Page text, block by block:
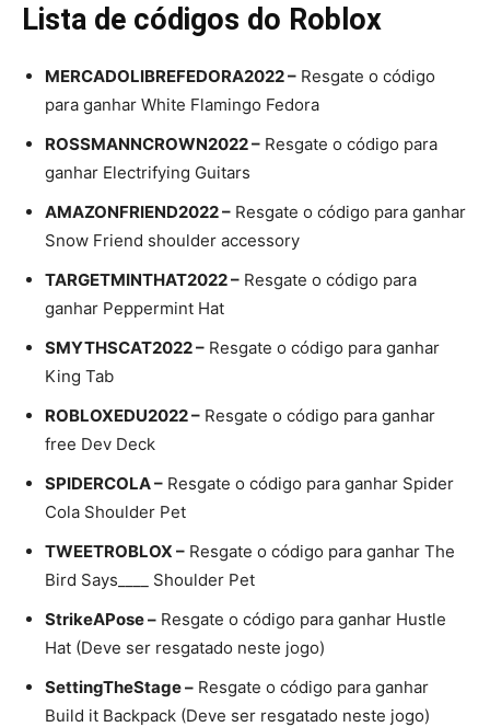
Lista de códigos do Roblox
MERCADOLIBREFEDORA2022 – Resgate o código
para ganhar White Flamingo Fedora
ROSSMANNCROWN2022 – Resgate o código para
ganhar Electrifying Guitars
AMAZONFRIEND2022 – Resgate o código para ganhar
Snow Friend shoulder accessory
TARGETMINTHAT2022 – Resgate o código para
ganhar Peppermint Hat
SMYTHSCAT2022 – Resgate o código para ganhar
King Tab
ROBLOXEDU2022 – Resgate o código para ganhar
free Dev Deck
SPIDERCOLA – Resgate o código para ganhar Spider
Cola Shoulder Pet
TWEETROBLOX – Resgate o código para ganhar The
Bird Says____ Shoulder Pet
StrikeAPose – Resgate o código para ganhar Hustle
Hat (Deve ser resgatado neste jogo)
SettingTheStage – Resgate o código para ganhar
Build it Backpack (Deve ser resgatado neste jogo)